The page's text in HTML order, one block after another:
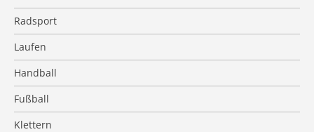
Radsport
Laufen
Handball
Fußball
Klettern